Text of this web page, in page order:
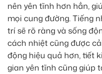
nên yên tĩnh hơn hẳn,
mọi cung đường. Tiếng
trí sẽ rõ ràng và sống
cách nhiệt cũng được
động hiệu quả hơn, tiết
gian yên tĩnh cũng giúp